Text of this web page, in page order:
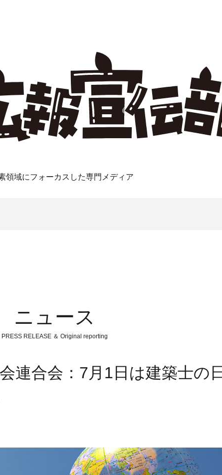
領域にフォーカスした専門メディア
ニュース
PRESS RELEASE ＆ Original reporting
連合会：7月1日は建築士の